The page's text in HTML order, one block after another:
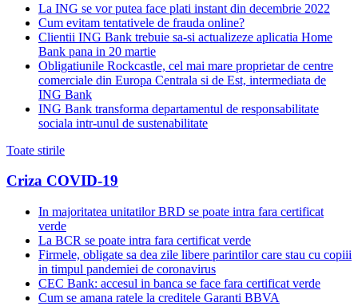
La ING se vor putea face plati instant din decembrie 2022
Cum evitam tentativele de frauda online?
Clientii ING Bank trebuie sa-si actualizeze aplicatia Home
Bank pana in 20 martie
Obligatiunile Rockcastle, cel mai mare proprietar de centre
comerciale din Europa Centrala si de Est, intermediata de
ING Bank
ING Bank transforma departamentul de responsabilitate
sociala intr-unul de sustenabilitate
Toate stirile
Criza COVID-19
In majoritatea unitatilor BRD se poate intra fara certificat
verde
La BCR se poate intra fara certificat verde
Firmele, obligate sa dea zile libere parintilor care stau cu copiii
in timpul pandemiei de coronavirus
CEC Bank: accesul in banca se face fara certificat verde
Cum se amana ratele la creditele Garanti BBVA